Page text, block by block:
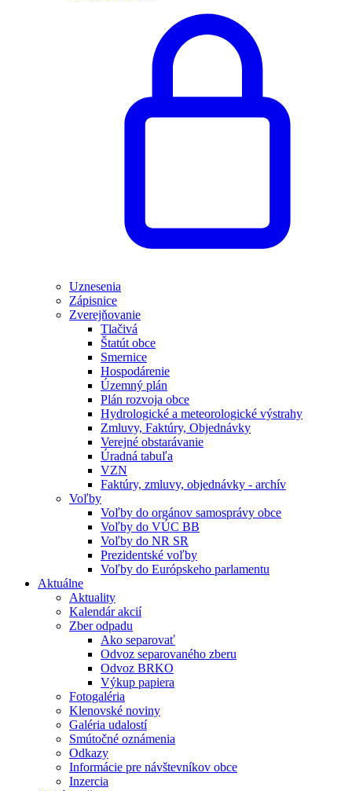
Uznesenia
Zápisnice
Zverejňovanie
Tlačivá
Štatút obce
Smernice
Hospodárenie
Územný plán
Plán rozvoja obce
Hydrologické a meteorologické výstrahy
Zmluvy, Faktúry, Objednávky
Verejné obstarávanie
Úradná tabuľa
VZN
Faktúry, zmluvy, objednávky - archív
Voľby
Voľby do orgánov samosprávy obce
Voľby do VÚC BB
Voľby do NR SR
Prezidentské voľby
Voľby do Európskeho parlamentu
Aktuálne
Aktuality
Kalendár akcií
Zber odpadu
Ako separovať
Odvoz separovaného zberu
Odvoz BRKO
Výkup papiera
Fotogaléria
Klenovské noviny
Galéria udalostí
Smútočné oznámenia
Odkazy
Informácie pre návštevníkov obce
Inzercia